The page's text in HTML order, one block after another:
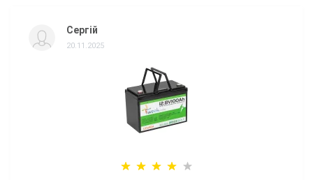
Сергій
20.11.2025